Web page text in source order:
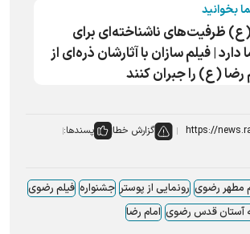
بخوانید
ظرفیت‌های ناشناخته‌ای برای
| فیلم سازان با آثارشان ذره‌ای از
(ع) را جبران کنند
گزارش خطا
پسندها:
مطهر رضوی رونمایی از پوستر جشنواره فیلم رضوی
آستان قدس رضوی امام رضا